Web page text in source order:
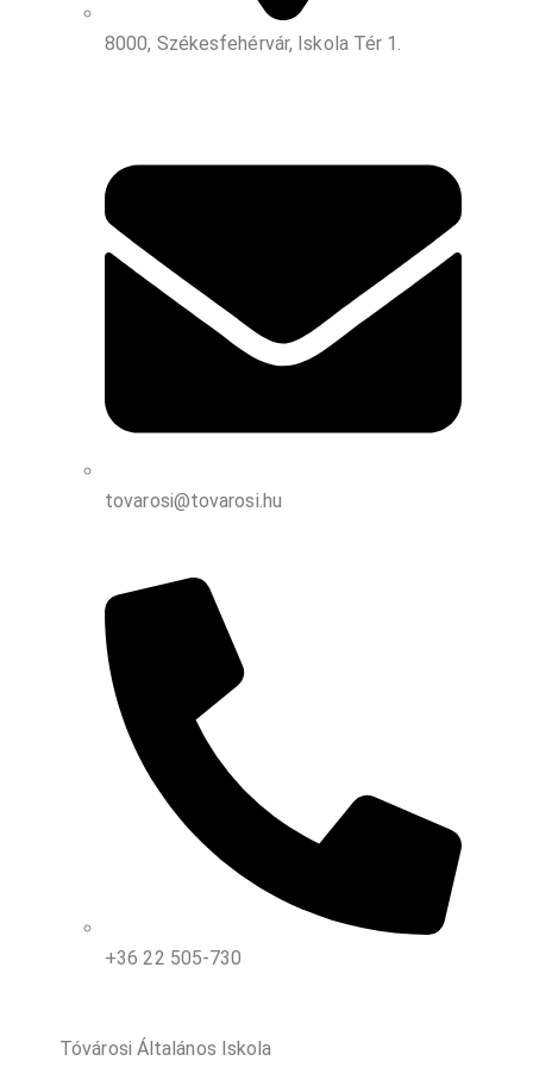
8000, Székesfehérvár, Iskola Tér 1.
tovarosi@tovarosi.hu
+36 22 505-730
Tóvárosi Általános Iskola